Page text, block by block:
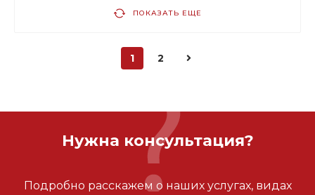
ПОКАЗАТЬ ЕЩЕ
1 2
Нужна консультация?
Подробно расскажем о наших услугах, видах